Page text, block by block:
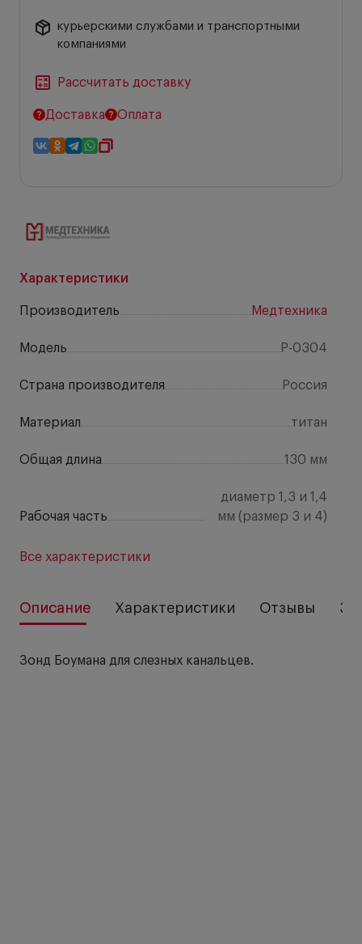
Характеристики
Производитель Медтехника
Модель P-0304
Страна производителя Россия
Материал титан
Общая длина 130 мм
Рабочая часть
диаметр 1,3 и 1,4
мм (размер 3 и 4)
Все характеристики
курьерскими службами и транспортными
компаниями
Рассчитать доставку
Доставка Оплата
Описание Характеристики Отзывы
Зонд Боумана для слезных канальцев.